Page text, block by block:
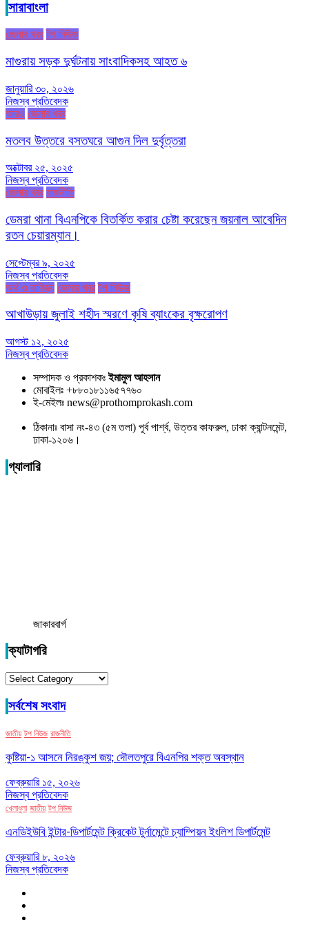
সারাবাংলা
জেলার খবর টপ নিউজ
মাগুরায় সড়ক দুর্ঘটনায় সাংবাদিকসহ আহত ৬
জানুয়ারি ৩০, ২০২৬
নিজস্ব প্রতিবেদক
আরও জেলার খবর
মতলব উত্তরে বসতঘরে আগুন দিল দুর্বৃত্তরা
অক্টোবর ২৫, ২০২৫
নিজস্ব প্রতিবেদক
জেলার খবর রাজনীতি
ডেমরা থানা বিএনপিকে বিতর্কিত করার চেষ্টা করেছেন জয়নাল আবেদিন
রতন চেয়ারম্যান।
সেপ্টেম্বর ৯, ২০২৫
নিজস্ব প্রতিবেদক
অর্থ ও বাণিজ্য জেলার খবর টপ নিউজ
আখাউড়ায় জুলাই শহীদ স্মরণে কৃষি ব্যাংকের বৃক্ষরোপণ
আগস্ট ১২, ২০২৫
নিজস্ব প্রতিবেদক
সম্পাদক ও প্রকাশকঃইমামুল আহসান
মোবাইলঃ +৮৮০১৮১১৬৫৭৭৬০
ই-মেইলঃ news@prothomprokash.com
ঠিকানাঃ বাসা নং-৪৩ (৫ম তলা) পূর্ব পার্শ্ব, উত্তর কাফরুল, ঢাকা ক্যান্টনমেন্ট,
ঢাকা-১২০৬।
গ্যালারি
জাকারবার্গ
ক্যাটাগরি
ক্যাটাগরি
সর্বশেষ সংবাদ
জাতীয় টপ নিউজ রাজনীতি
কুষ্টিয়া-১ আসনে নিরঙ্কুশ জয়; দৌলতপুরে বিএনপির শক্ত অবস্থান
ফেব্রুয়ারি ১৫, ২০২৬
নিজস্ব প্রতিবেদক
খেলাধুলা জাতীয় টপ নিউজ
এনডিইউবি ইন্টার-ডিপার্টমেন্ট ক্রিকেট টুর্নামেন্টে চ্যাম্পিয়ন ইংলিশ ডিপার্টমেন্ট
ফেব্রুয়ারি ৮, ২০২৬
নিজস্ব প্রতিবেদক